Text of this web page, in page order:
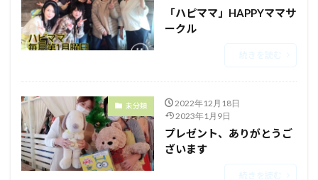
「ハピママ」HAPPYママサ
ークル
未分類
2022年12月18日
2023年1月9日
プレゼント、ありがとうご
ざいます